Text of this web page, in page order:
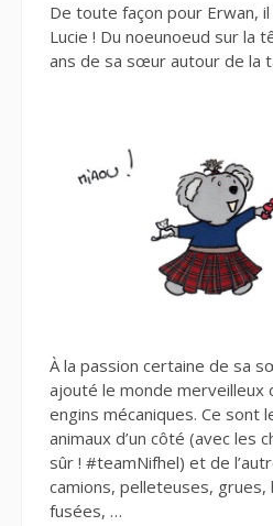
De toute façon pour Erwan,
Lucie ! Du noeunoeud sur la
ans de sa sœur autour de la
À la passion certaine de sa
ajouté le monde merveilleux
engins mécaniques. Ce sont
animaux d’un côté (avec les
sûr ! #teamNifhel) et de
camions, pelleteuses, grues,
fusées, …